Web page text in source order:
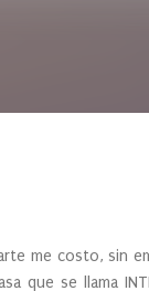
me costo, sin
que se llama